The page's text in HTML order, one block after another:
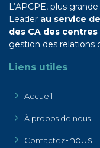
L’APCPE, plus
Leader au service
des CA des
gestion des relations
Liens utiles
Accueil
À propos de nous
Contactez-nous